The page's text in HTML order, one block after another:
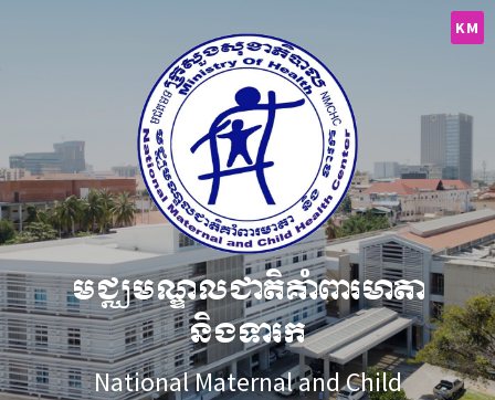
KM
មជ្ឈមណ្ឌលជាតិគាំពារមាតា
និងទារក
National Maternal and Child